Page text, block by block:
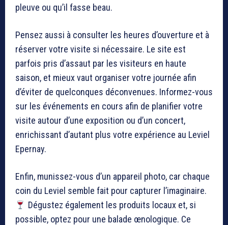
pleuve ou qu’il fasse beau.
Pensez aussi à consulter les heures d’ouverture et à
réserver votre visite si nécessaire. Le site est
parfois pris d’assaut par les visiteurs en haute
saison, et mieux vaut organiser votre journée afin
d’éviter de quelconques déconvenues. Informez-vous
sur les événements en cours afin de planifier votre
visite autour d’une exposition ou d’un concert,
enrichissant d’autant plus votre expérience au Leviel
Epernay.
Enfin, munissez-vous d’un appareil photo, car chaque
coin du Leviel semble fait pour capturer l’imaginaire.
Dégustez également les produits locaux et, si
possible, optez pour une balade œnologique. Ce